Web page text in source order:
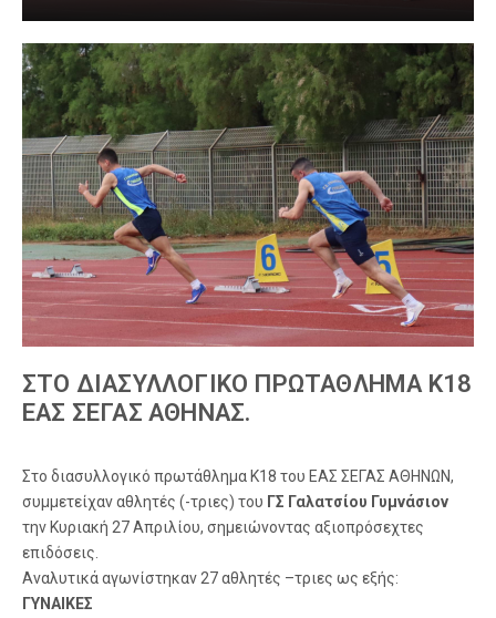
ΣΤΟ ΔΙΑΣΥΛΛΟΓΙΚΟ ΠΡΩΤΑΘΛΗΜΑ Κ18
ΕΑΣ ΣΕΓΑΣ ΑΘΗΝΑΣ.
Στο διασυλλογικό πρωτάθλημα Κ18 του ΕΑΣ ΣΕΓΑΣ ΑΘΗΝΩΝ,
συμμετείχαν αθλητές (-τριες) του ΓΣ Γαλατσίου Γυμνάσιον
την Κυριακή 27 Απριλίου, σημειώνοντας αξιοπρόσεχτες
επιδόσεις.
Αναλυτικά αγωνίστηκαν 27 αθλητές –τριες ως εξής:
ΓΥΝΑΙΚΕΣ